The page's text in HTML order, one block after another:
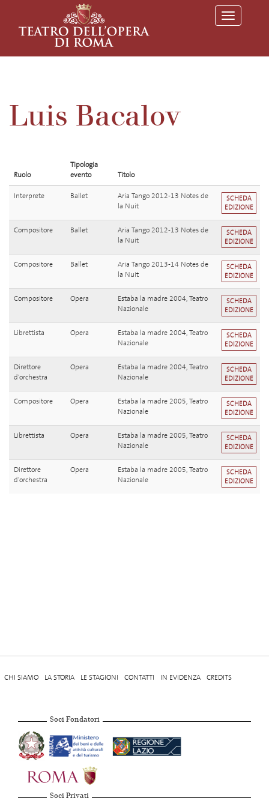
T
o
l
Luis Bacalov
Ruolo
Tipologia
evento
Titolo
Interprete Ballet
Aria Tango 2012-13 Notes de
la Nuit
SCHEDA
EDIZIONE
Compositore Ballet
Aria Tango 2012-13 Notes de
la Nuit
SCHEDA
EDIZIONE
Compositore Ballet
Aria Tango 2013-14 Notes de
la Nuit
SCHEDA
EDIZIONE
Compositore Opera
Estaba la madre 2004, Teatro
Nazionale
SCHEDA
EDIZIONE
Librettista Opera
Estaba la madre 2004, Teatro
Nazionale
SCHEDA
EDIZIONE
Direttore
d'orchestra
Opera
Estaba la madre 2004, Teatro
Nazionale
SCHEDA
EDIZIONE
Compositore Opera
Estaba la madre 2005, Teatro
Nazionale
SCHEDA
EDIZIONE
Librettista Opera
Estaba la madre 2005, Teatro
Nazionale
SCHEDA
EDIZIONE
Direttore
d'orchestra
Opera
Estaba la madre 2005, Teatro
Nazionale
SCHEDA
EDIZIONE
CHI SIAMO LA STORIA LE STAGIONI CONTATTI IN EVIDENZA CREDITS
Soci Fondatori
Soci Privati